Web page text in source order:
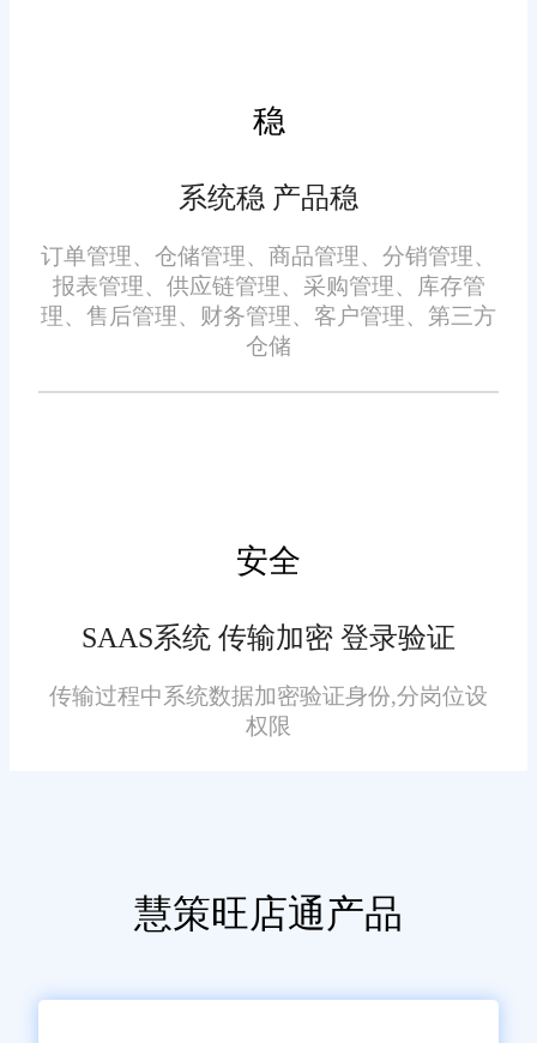
稳
系统稳 产品稳
订单管理、仓储管理、商品管理、分销管理、
报表管理、供应链管理、采购管理、库存管
理、售后管理、财务管理、客户管理、第三方
仓储
安全
SAAS系统 传输加密 登录验证
传输过程中系统数据加密验证身份,分岗位设
权限
慧策旺店通产品